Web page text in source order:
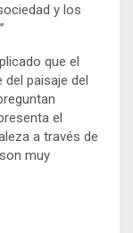
y los
que el
del paisaje del
el
a través de
muy